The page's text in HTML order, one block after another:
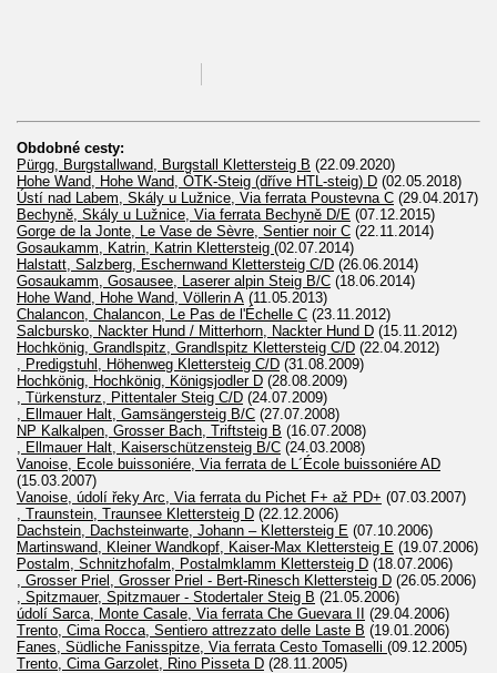
Obdobné cesty:
Pürgg, Burgstallwand, Burgstall Klettersteig B (22.09.2020)
Hohe Wand, Hohe Wand, ÖTK-Steig (dříve HTL-steig) D (02.05.2018)
Ústí nad Labem, Skály u Lužnice, Via ferrata Poustevna C (29.04.2017)
Bechyně, Skály u Lužnice, Via ferrata Bechyně D/E (07.12.2015)
Gorge de la Jonte, Le Vase de Sèvre, Sentier noir C (22.11.2014)
Gosaukamm, Katrin, Katrin Klettersteig (02.07.2014)
Halstatt, Salzberg, Eschernwand Klettersteig C/D (26.06.2014)
Gosaukamm, Gosausee, Laserer alpin Steig B/C (18.06.2014)
Hohe Wand, Hohe Wand, Völlerin A (11.05.2013)
Chalancon, Chalancon, Le Pas de l'Échelle C (23.11.2012)
Salcbursko, Nackter Hund / Mitterhorn, Nackter Hund D (15.11.2012)
Hochkönig, Grandlspitz, Grandlspitz Klettersteig C/D (22.04.2012)
, Predigstuhl, Höhenweg Klettersteig C/D (31.08.2009)
Hochkönig, Hochkönig, Königsjodler D (28.08.2009)
, Türkensturz, Pittentaler Steig C/D (24.07.2009)
, Ellmauer Halt, Gamsängersteig B/C (27.07.2008)
NP Kalkalpen, Grosser Bach, Triftsteig B (16.07.2008)
, Ellmauer Halt, Kaiserschützensteig B/C (24.03.2008)
Vanoise, Ecole buissoniére, Via ferrata de L´École buissoniére AD
(15.03.2007)
Vanoise, údolí řeky Arc, Via ferrata du Pichet F+ až PD+ (07.03.2007)
, Traunstein, Traunsee Klettersteig D (22.12.2006)
Dachstein, Dachsteinwarte, Johann – Klettersteig E (07.10.2006)
Martinswand, Kleiner Wandkopf, Kaiser-Max Klettersteig E (19.07.2006)
Postalm, Schnitzhofalm, Postalmklamm Klettersteig D (18.07.2006)
, Grosser Priel, Grosser Priel - Bert-Rinesch Klettersteig D (26.05.2006)
, Spitzmauer, Spitzmauer - Stodertaler Steig B (21.05.2006)
údolí Sarca, Monte Casale, Via ferrata Che Guevara II
(29.04.2006)
Trento, Cima Rocca, Sentiero attrezzato delle Laste B (19.01.2006)
Fanes, Südliche Fanisspitze, Via ferrata Cesto Tomaselli (09.12.2005)
Trento, Cima Garzolet, Rino Pisseta D (28.11.2005)